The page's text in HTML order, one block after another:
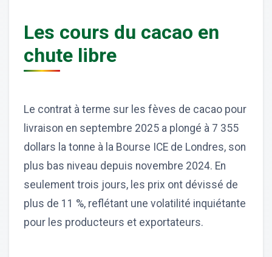
Les cours du cacao en
chute libre
Le contrat à terme sur les fèves de cacao pour
livraison en septembre 2025 a plongé à 7 355
dollars la tonne à la Bourse ICE de Londres, son
plus bas niveau depuis novembre 2024. En
seulement trois jours, les prix ont dévissé de
plus de 11 %, reflétant une volatilité inquiétante
pour les producteurs et exportateurs.